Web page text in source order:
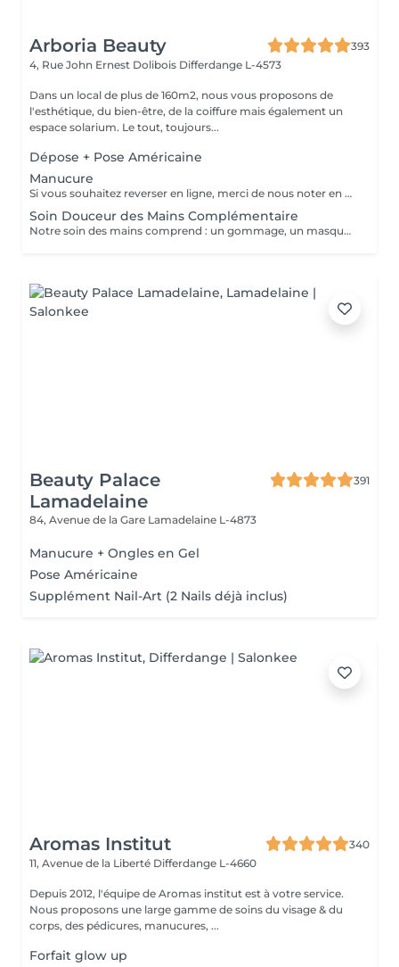
Arboria Beauty
393
4, Rue John Ernest Dolibois Differdange L-4573
Dans un local de plus de 160m2, nous vous proposons de
l'esthétique, du bien-être, de la coiffure mais également un
espace solarium. Le tout, toujours...
Dépose + Pose Américaine
Manucure
Si vous souhaitez reverser en ligne, merci de nous noter en commentaire si vous avez sur vos ongles du vernis classique ou du vernis semi permanent.
Soin Douceur des Mains Complémentaire
Notre soin des mains comprend : un gommage, un masque, un massage, une huile fortifiante pour les ongles, une base durcissante et l'application d'une crème
Beauty Palace
Lamadelaine
391
84, Avenue de la Gare Lamadelaine L-4873
Manucure + Ongles en Gel
Pose Américaine
Supplément Nail-Art (2 Nails déjà inclus)
Aromas Institut
340
11, Avenue de la Liberté Differdange L-4660
Depuis 2012, l'équipe de Aromas institut est à votre service.
Nous proposons une large gamme de soins du visage & du
corps, des pédicures, manucures, ...
Forfait glow up